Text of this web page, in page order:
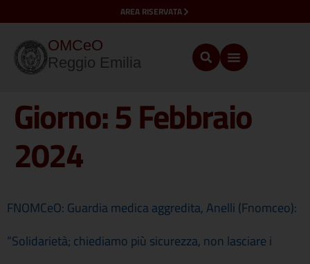
AREA RISERVATA
OMCeO
Reggio Emilia
Giorno:5 Febbraio
2024
FNOMCeO: Guardia medica aggredita, Anelli (Fnomceo):
“Solidarietà; chiediamo più sicurezza, non lasciare i